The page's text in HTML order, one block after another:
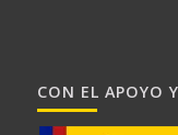
CON EL APOYO